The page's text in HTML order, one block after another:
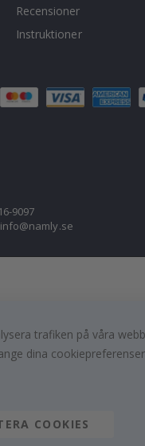
Recensioner
Instruktioner
9097
info@namly.se
trafiken på våra
dina
COOKIES